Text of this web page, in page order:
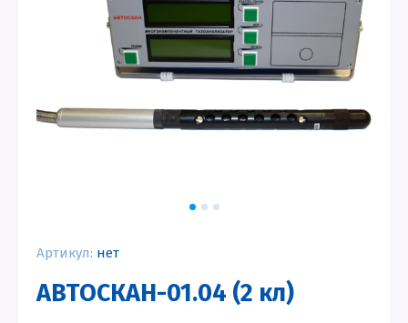
Артикул: нет
АВТОСКАН-01.04 (2 кл)